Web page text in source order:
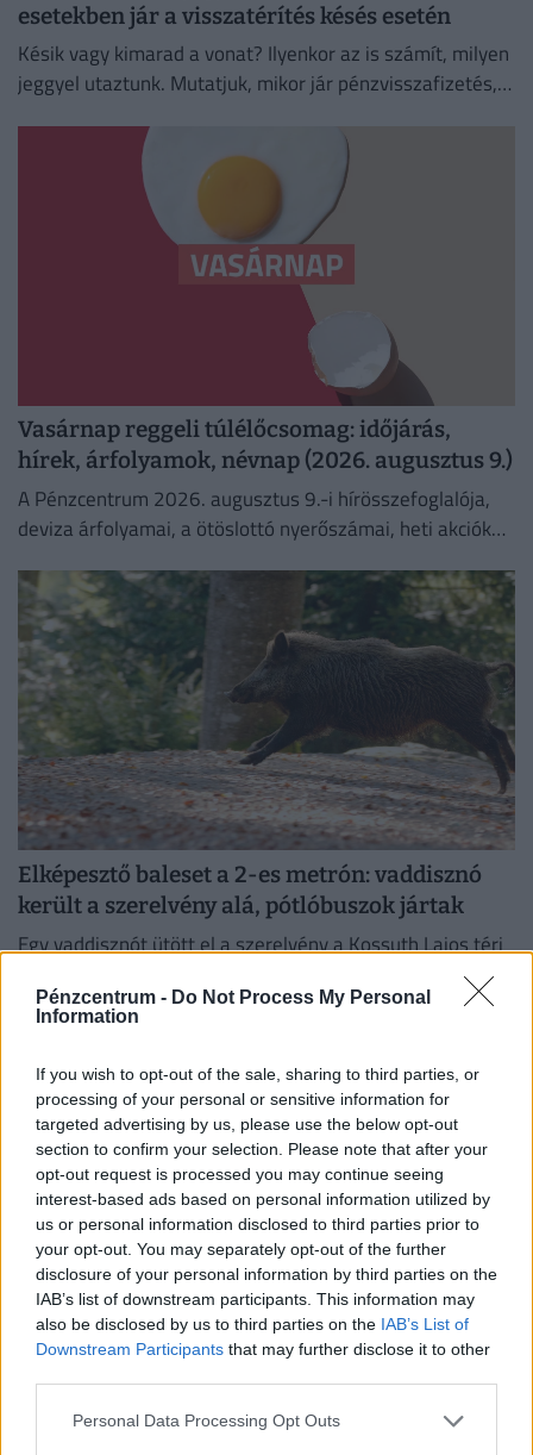
Pénzcentrum - Do Not Process My Personal
Information
If you wish to opt-out of the sale, sharing to third parties, or
processing of your personal or sensitive information for
targeted advertising by us, please use the below opt-out
section to confirm your selection. Please note that after your
opt-out request is processed you may continue seeing
interest-based ads based on personal information utilized by
us or personal information disclosed to third parties prior to
your opt-out. You may separately opt-out of the further
disclosure of your personal information by third parties on the
IAB’s list of downstream participants. This information may
also be disclosed by us to third parties on the IAB’s List of
Downstream Participants that may further disclose it to other
Personal Data Processing Opt Outs
esetekben jár a visszatérítés késés esetén
Késik vagy kimarad a vonat? Ilyenkor az is számít, milyen
jeggyel utaztunk. Mutatjuk, mikor jár pénzvisszafizetés,
Vasárnap reggeli túlélőcsomag: időjárás,
hírek, árfolyamok, névnap (2026. augusztus 9.)
A Pénzcentrum 2026. augusztus 9.-i hírösszefoglalója,
deviza árfolyamai, a ötöslottó nyerőszámai, heti akciók
Elképesztő baleset a 2-es metrón: vaddisznó
került a szerelvény alá, pótlóbuszok jártak
Egy vaddisznót ütött el a szerelvény a Kossuth Lajos téri
állomásnál, pótlóbuszok járnak a Deák Ferenc tér és a
Déli pályaudvar között.
Mentőövet dob a kormány a vidéki
repülőtereknek: a milliárdokból újraindulhat a
nagy járatbővítés?
Ötmilliárd forintot meghaladó állami támogatást kap idén